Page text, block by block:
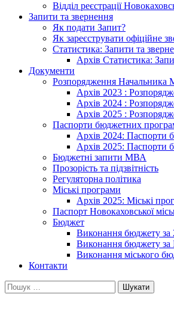
Відділ реєстрації
Запити та звернення
Як подати Запит?
Як зареєструвати офіційне
Статистика: Запити та
Архів Статистика:
Документи
Розпорядження Начальника
Архів 2023 :
Архів 2024 :
Архів 2025 :
Паспорти бюджетних
Архів 2024:
Архів 2025:
Бюджетні запити МВА
Прозорість та підзвітність
Регуляторна політика
Міські програми
Архів 2025: Міські
Паспорт Новокаховської
Бюджет
Виконання бюджету за
Виконання бюджету за
Виконання міського
Контакти
Пошук: